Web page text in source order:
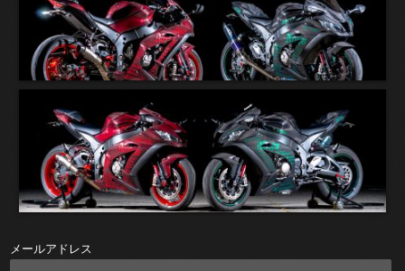
メールアドレス